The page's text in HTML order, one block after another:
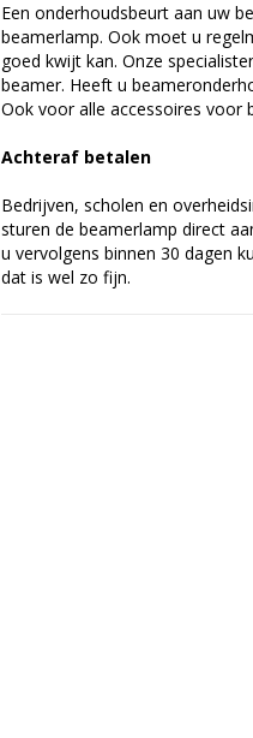
Een onderhoudsbeurt aan uw
beamerlamp. Ook moet u
goed kwijt kan. Onze
beamer. Heeft u
Ook voor alle accessoires voor
Achteraf betalen
Bedrijven, scholen en
sturen de beamerlamp direct
u vervolgens binnen 30 dagen
dat is wel zo fijn.